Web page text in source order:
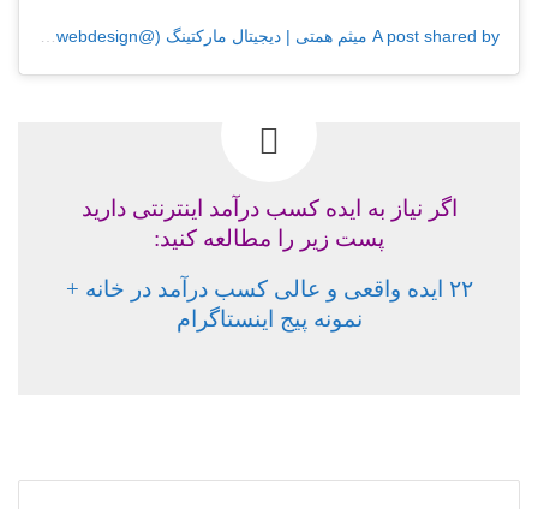
A post shared by میثم همتی | دیجیتال مارکتینگ (@behinwebdesign)
اگر نیاز به ایده کسب درآمد اینترنتی دارید
پست زیر را مطالعه کنید:
۲۲ ایده واقعی و عالی کسب درآمد در خانه +
نمونه پیج اینستاگرام